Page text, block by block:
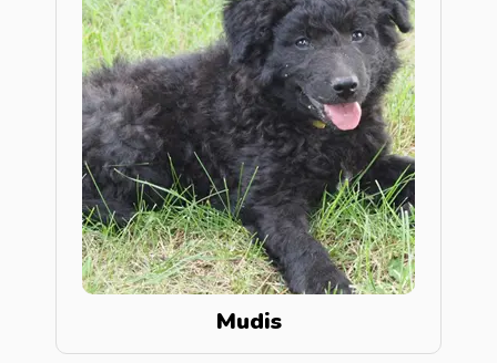
Mudis